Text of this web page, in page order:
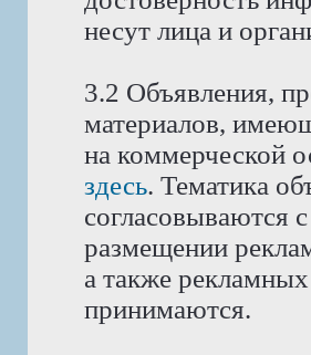
несут лица и
3.2 Объявления,
материалов,
на коммерческой
здесь. Тематика
согласовываются
размещении
а также
принимаются.